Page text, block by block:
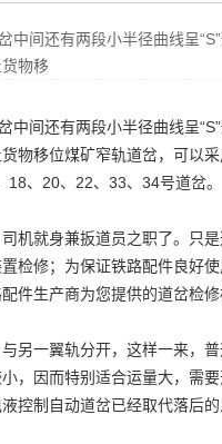
间还有两段小半径曲线呈
物移
间还有两段小半径曲线呈
物移位煤矿窄轨道岔，可以
、20、22、33、34号道岔。
机就身兼扳道员之职了。只
检修；为保证铁路配件良好
件生产商为您提供的道岔检修
另一翼轨分开，这样一来，
，因而特别适合运量大，需
控制自动道岔已经取代落后的